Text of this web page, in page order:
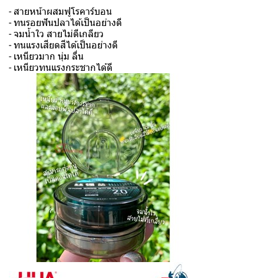
- สายหน้าผสมฟูโรคาร์บอน
- ทนรอยฟันปลาได้เป็นอย่างดี
- จมน้ำใว สายไม่ตีเกลียว
- ทนแรงเสียดสีได้เป็นอย่างดี
- เหนียวมาก นุ่ม ลื่น
- เหนียวทนแรงกระชากได้ดี